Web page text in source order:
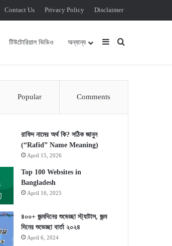
Contact Us Privacy Policy Disclaimer
টিউটোরিয়াল ভিডিও অন্যান্য Sidebar
Popular Comments
রাফিদ নামের অর্থ কি? সঠিক জানুন
(“Rafid” Name Meaning)
April 15, 2026
Top 100 Websites in
Bangladesh
April 16, 2025
৪০০+ জন্মদিনের শুভেচ্ছা স্ট্যাটাস, জন্ম
দিনের শুভেচ্ছা বার্তা ২০২৪
April 6, 2024